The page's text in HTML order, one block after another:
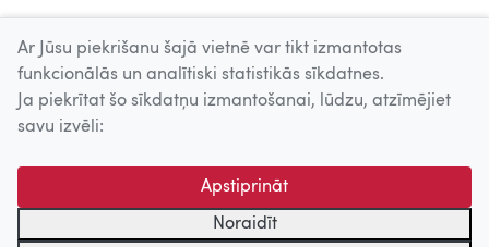
Ar Jūsu piekrišanu šajā vietnē var tikt izmantotas
funkcionālās un analītiski statistikās sīkdatnes.
Ja piekrītat šo sīkdatņu izmantošanai, lūdzu, atzīmējiet
savu izvēli:
Apstiprināt
Noraidīt